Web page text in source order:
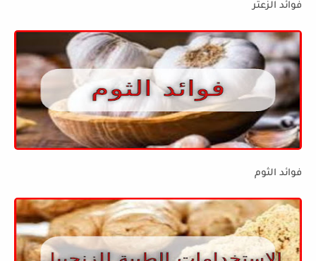
فوائد الزعتر
فوائد الثوم